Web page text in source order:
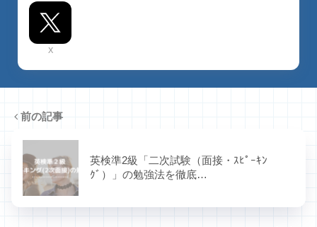
X
前の記事
英検準2級「二次試験（面接・ｽﾋﾟｰｷﾝ
ｸﾞ）」の勉強法を徹底…